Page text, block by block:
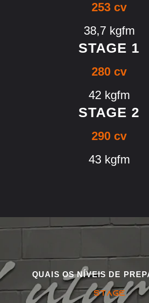
253 cv
38,7 kgfm
STAGE 1
280 cv
42 kgfm
STAGE 2
290 cv
43 kgfm
QUAIS OS NÍVEIS DE
STAGE